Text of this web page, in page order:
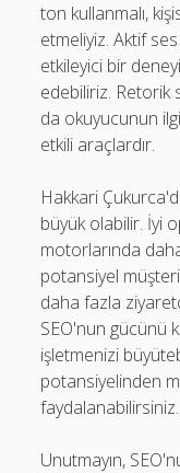
ton kullanmalı,
etmeliyiz. Aktif
etkileyici bir
edebiliriz.
da okuyucunun
etkili araçlardır.
Hakkari
büyük olabilir. İyi
motorlarında
potansiyel
daha fazla
SEO'nun gücünü
işletmenizi
potansiyelinden
faydalanabilirsiniz.
Unutmayın,